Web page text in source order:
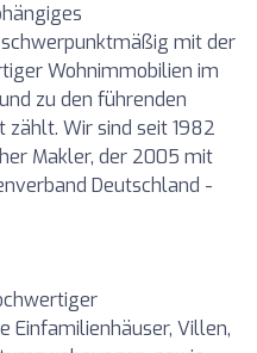
mit der
Wohnimmobilien im
zu den führenden
zählt. Wir sind seit 1982
Makler, der 2005 mit
Deutschland -
Einfamilienhäuser, Villen,